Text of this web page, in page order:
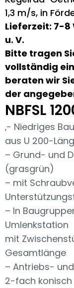
1,3 m/s, in
Lieferzeit: 7-
u. V.
Bitte tragen
vollständig
beraten wir
der
NBFSL
‚- Niedriges
aus U 200-
– Grund- und
(grasgrün)
– mit
– In
Umlenkstation
mit
Gesamtlänge
– Antriebs-
2-fach